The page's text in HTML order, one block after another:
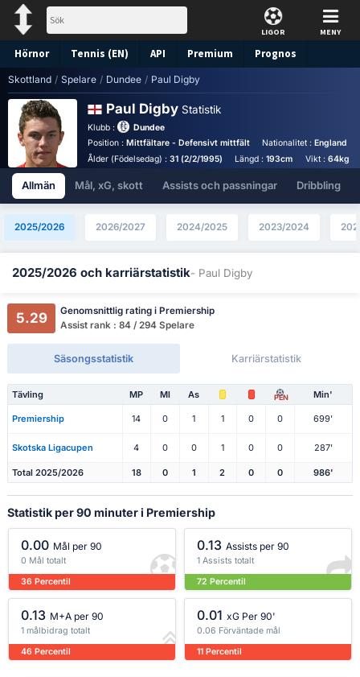
LIGOR MENY
Hörnor Tennis (EN) API Premium Prognos
Skottland / Spelare / Dundee / Paul Digby
Paul Digby Statistik
Klubb :
Dundee
Position : Mittfältare - Defensivt mittfält Nationalitet :England
Ålder (Födelsedag) : 31 (2/2/1995) Längd :193cm Vikt : 64kg
Allmän Mål, xG, skott Assists och passningar Dribbling
2025/2026 2026/2027 2024/2025 2023/2024
2025/2026 och karriärstatistik- Paul Digby
5.29
Genomsnittlig rating i Premiership
Assist rank : 84 / 294 Spelare
Säsongsstatistik Karriärstatistik
Tävling MP Ml As PEN Min'
Premiership 14 0 1 1 0 0 699'
Skotska Ligacupen 4 0 0 1 0 0 287'
Total 2025/2026 18 0 1 2 0 0 986'
Statistik per 90 minuter i Premiership
0.00 Mål per 90
0 Mål totalt
36 Percentil
0.13 Assists per 90
1 Assists totalt
72 Percentil
0.13 M+A per 90
1 målbidrag totalt
46 Percentil
0.01 xG Per 90'
0.06 Förväntade mål
11 Percentil